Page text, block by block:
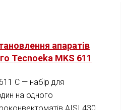
апаратів
Tecnoeka MKS 611
C — набір для
на одного